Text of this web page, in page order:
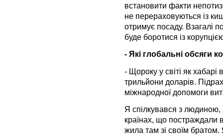
встановити факти
не перераховуються із
отримує посаду. Взагалі
буде боротися із
- Які глобальні обсяги
- Щороку у світі як
трильйони доларів.
міжнародної допомоги
Я спілкувався з людиною,
країнах, що постраждали
жила там зі своїм